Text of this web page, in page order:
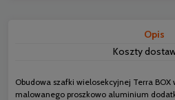
Opis
Koszty
Obudowa szafki wielosekcyjnej Terra
malowanego proszkowo aluminium